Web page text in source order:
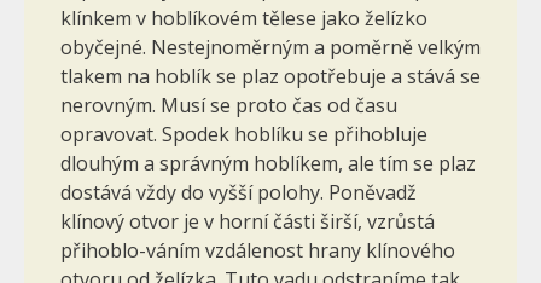
klínkem v hoblíkovém tělese jako želízko
obyčejné. Nestejnoměrným a poměrně velkým
tlakem na hoblík se plaz opotřebuje a stává se
nerovným. Musí se proto čas od času
opravovat. Spodek hoblíku se přihobluje
dlouhým a správným hoblíkem, ale tím se plaz
dostává vždy do vyšší polohy. Poněvadž
klínový otvor je v horní části širší, vzrůstá
přihoblo-váním vzdálenost hrany klínového